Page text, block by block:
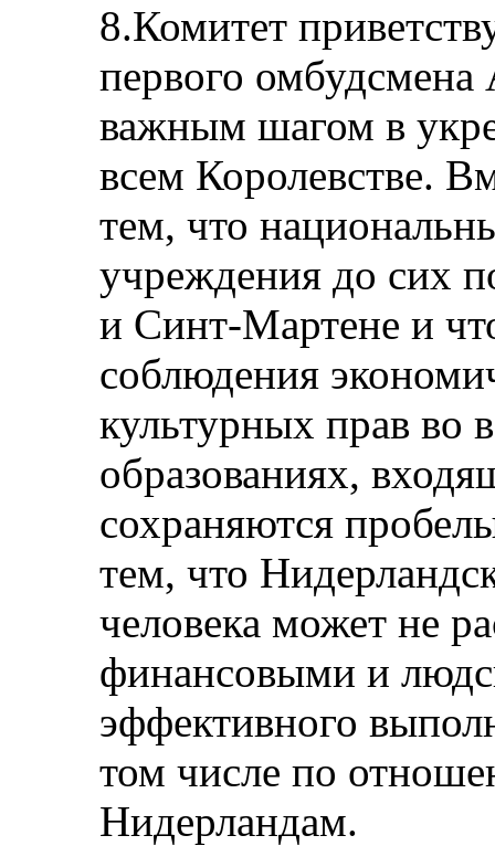
8.Комитет
первого омбудсмена
важным шагом в
всем Королевстве.
тем, что
учреждения до сих
и Синт-Мартене и
соблюдения
культурных прав во
образованиях,
сохраняются
тем, что
человека может не
финансовыми и
эффективного
том числе по
Нидерландам.